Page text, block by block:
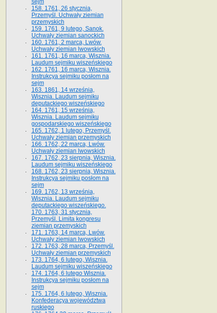
sejm
158. 1761, 26 stycznia,
Przemyśl. Uchwały ziemian
przemyskich
159. 1761, 9 lutego, Sanok.
Uchwały ziemian sanockich
160. 1761, 2 marca, Lwów.
Uchwały ziemian lwowskich
161. 1761, 16 marca, Wisznia.
Laudum sejmiku wiszeńskiego
162. 1761, 16 marca, Wisznia.
Instrukcya sejmiku posłom na
sejm
163. 1861, 14 września,
Wisznia. Laudum sejmiku
deputackiego wiszeńskiego
164. 1761, 15 września,
Wisznia. Laudum sejmiku
gospodarskiego wiszeńskiego
165. 1762, 1 lutego, Przemyśl.
Uchwały ziemian przemyskich
166. 1762, 22 marca, Lwów.
Uchwały ziemian lwowskich
167. 1762, 23 sierpnia, Wisznia.
Laudum sejmiku wiszeńskiego
168. 1762, 23 sierpnia, Wisznia.
Instrukcya sejmiku posłom na
sejm
169. 1762, 13 września,
Wisznia. Laudum sejmiku
deputackiego wiszeńskiego.
170. 1763, 31 stycznia,
Przemyśl. Limita kongresu
ziemian przemyskich
171. 1763, 14 marca, Lwów.
Uchwały ziemian lwowskich
172. 1763, 28 marca, Przemyśl.
Uchwały ziemian przemyskich
173. 1764, 6 lutego, Wisznia.
Laudum sejmiku wiszeńskiego
174. 1764, 6 lutego Wisznia.
Instrukcya sejmiku posłom na
sejm
175. 1764, 6 lutego, Wisznia.
Konfederacya województwa
ruskiego